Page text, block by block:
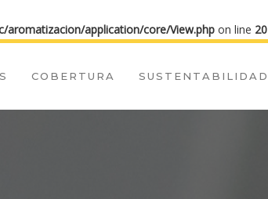
application/core/View.php on line 20
COBERTURA SUSTENTABILIDAD